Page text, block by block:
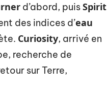
d’abord, puisSpirit
des indices d’eau
Curiosity, arrivé en
recherche de
sur Terre,